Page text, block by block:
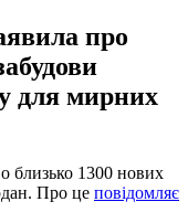
про
для мирних
близько 1300 нових
Про це повідомляє